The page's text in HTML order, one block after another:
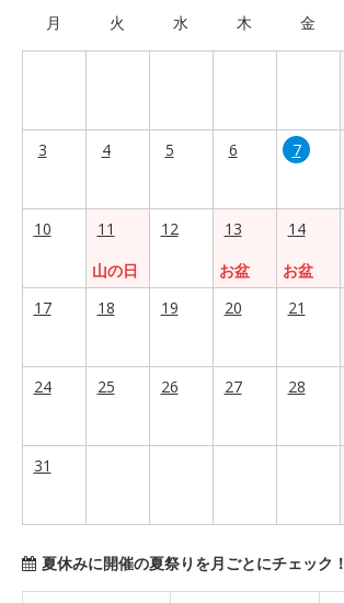
月 火 水 木 金
3 4 5 6 7
10
11
山の日
12
13
お盆
14
お盆
17
18 19 20 21
24 25 26 27 28
31
夏休みに開催の夏祭りを月ごとにチェック！